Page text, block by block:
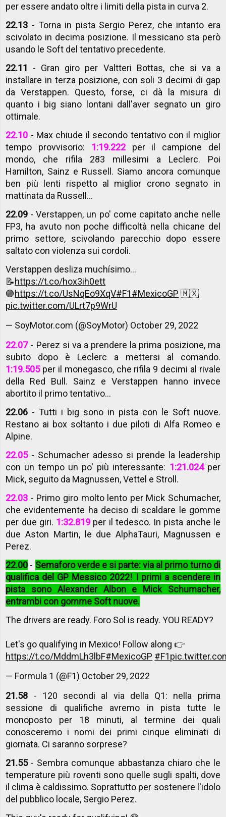
per essere andato oltre i limiti della pista in curva 2.
22.13 - Torna in pista Sergio Perez, che intanto era
scivolato in decima posizione. Il messicano sta però
usando le Soft del tentativo precedente.
22.11 - Gran giro per Valtteri Bottas, che si va a
installare in terza posizione, con soli 3 decimi di gap
da Verstappen. Questo, forse, ci dà la misura di
quanto i big siano lontani dall'aver segnato un giro
ottimale.
22.10 - Max chiude il secondo tentativo con il miglior
tempo provvisorio: 1:19.222per il campione del
mondo, che rifila 283 millesimi a Leclerc. Poi
Hamilton, Sainz e Russell. Siamo ancora comunque
ben più lenti rispetto al miglior crono segnato in
mattinata da Russell...
22.09 - Verstappen, un po' come capitato anche nelle
FP3, ha avuto non poche difficoltà nella chicane del
primo settore, scivolando parecchio dopo essere
saltato con violenza sui cordoli.
Verstappen desliza muchísimo...
📝https://t.co/hox3ih0ett
🟣https://t.co/UsNqEo9XqV#F1#MexicoGP 🇲🇽
pic.twitter.com/ULrt7p9WrU
— SoyMotor.com (@SoyMotor) October 29, 2022
22.07- Perez si va a prendere la prima posizione, ma
subito dopo è Leclerc a mettersi al comando.
1:19.505per il monegasco, che rifila 9 decimi al rivale
della Red Bull. Sainz e Verstappen hanno invece
abortito il primo tentativo...
22.06 - Tutti i big sono in pista con le Soft nuove.
Restano ai box soltanto i due piloti di Alfa Romeo e
Alpine.
22.05 - Schumacher adesso si prende la leadership
con un tempo un po' più interessante: 1:21.024per
Mick, seguito da Magnussen, Vettel e Stroll.
22.03 - Primo giro molto lento per Mick Schumacher,
che evidentemente ha deciso di scaldare le gomme
per due giri. 1:32.819 per il tedesco. In pista anche le
due Aston Martin, le due AlphaTauri, Magnussen e
Perez.
22.00 - Semaforo verde e si parte: via al primo turno di
qualifica del GP Messico 2022! I primi a scendere in
pista sono Alexander Albon e Mick Schumacher,
entrambi con gomme Soft nuove.
The drivers are ready. Foro Sol is ready. YOU READY?
Let's go qualifying in Mexico! Follow along 👉
https://t.co/MddmLh3lbF#MexicoGP #F1
— Formula 1 (@F1) October 29, 2022
21.58 - 120 secondi al via della Q1: nella prima
sessione di qualifiche avremo in pista tutte le
monoposto per 18 minuti, al termine dei quali
conosceremo i nomi dei primi cinque eliminati di
giornata. Ci saranno sorprese?
21.55- Sembra comunque abbastanza chiaro che le
temperature più roventi sono quelle sugli spalti, dove
il clima è caldissimo. Soprattutto per sostenere l'idolo
del pubblico locale, Sergio Perez.